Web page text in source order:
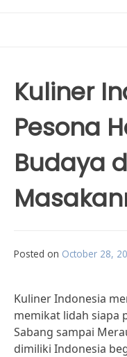
Kuliner
Pesona
Budaya
Posted on October 28,
Kuliner Indonesia
memikat lidah siapa
Sabang sampai
dimiliki Indonesia